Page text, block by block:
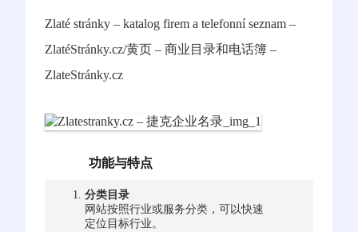
Zlaté stránky – katalog firem a telefonní seznam –
ZlatéStránky.cz/黄页 – 商业目录和电话簿 –
ZlateStránky.cz
功能与特点
分类目录
网站按照行业或服务分类，可以快速
定位目标行业。